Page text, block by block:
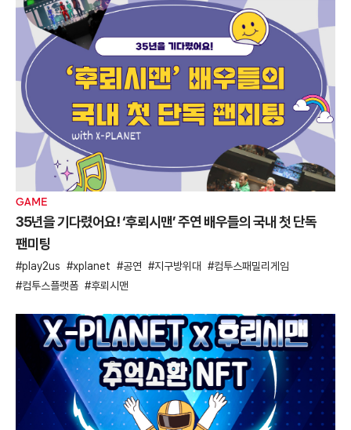
GAME
35년을 기다렸어요! ‘후뢰시맨’ 주연 배우들의 국내 첫 단독
팬미팅
play2us xplanet 공연 지구방위대
컴투스패밀리게임
컴투스플랫폼
후뢰시맨